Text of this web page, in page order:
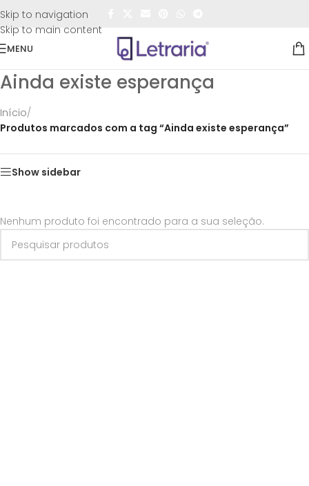
Skip to navigation
Skip to main content
FRETE GRÁTIS
MENU
Ainda existe esperança
Início/
Produtos marcados com a tag “Ainda existe esperança”
Show sidebar
Nenhum produto foi encontrado para a sua seleção.